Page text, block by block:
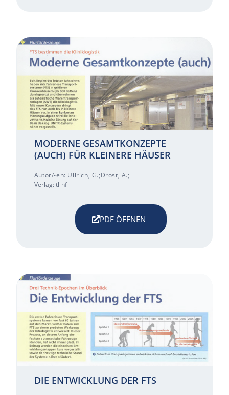
MODERNE GESAMTKONZEPTE
(AUCH) FÜR KLEINERE HÄUSER
Autor/-en: Ullrich, G.;Drost, A.;
Verlag: tl-hf
PDF ÖFFNEN
DIE ENTWICKLUNG DER FTS